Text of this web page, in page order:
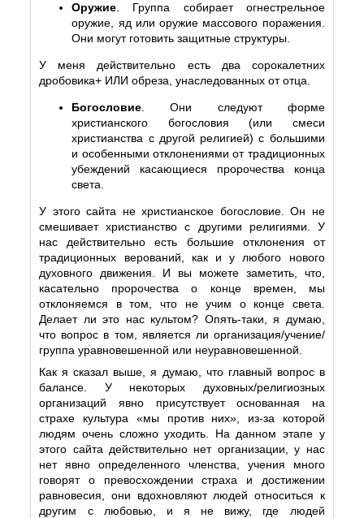
Оружие . Группа собирает огнестрельное
оружие, яд или оружие массового поражения.
Они могут готовить защитные структуры.
У меня действительно есть два сорокалетних
дробовика+ ИЛИ обреза, унаследованных от отца.
Богословие . Они следуют форме
христианского богословия (или смеси
христианства с другой религией) с большими
и особенными отклонениями от традиционных
убеждений касающиеся пророчества конца
света.
У этого сайта не христианское богословие. Он не
смешивает христианство с другими религиями. У
нас действительно есть большие отклонения от
традиционных верований, как и у любого нового
духовного движения. И вы можете заметить, что,
касательно пророчества о конце времен, мы
отклоняемся в том, что не учим о конце света.
Делает ли это нас культом? Опять-таки, я думаю,
что вопрос в том, является ли организация/учение/
группа уравновешенной или неуравновешенной.
Как я сказал выше, я думаю, что главный вопрос в
балансе. У некоторых духовных/религиозных
организаций явно присутствует основанная на
страхе культура «мы против них», из-за которой
людям очень сложно уходить. На данном этапе у
этого сайта действительно нет организации, у нас
нет явно определенного членства, учения много
говорят о превосхождении страха и достижении
равновесия, они вдохновляют людей относиться к
другим с любовью, и я не вижу, где людей